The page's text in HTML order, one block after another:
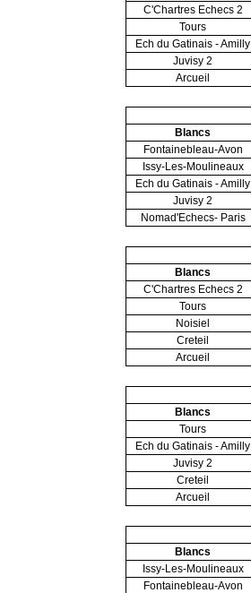
C'Chartres Echecs 2
Tours
Ech du Gatinais - Amilly
Juvisy 2
Arcueil
Blancs
Fontainebleau-Avon
Issy-Les-Moulineaux
Ech du Gatinais - Amilly
Juvisy 2
Nomad'Echecs- Paris
Blancs
C'Chartres Echecs 2
Tours
Noisiel
Creteil
Arcueil
Blancs
Tours
Ech du Gatinais - Amilly
Juvisy 2
Creteil
Arcueil
Blancs
Issy-Les-Moulineaux
Fontainebleau-Avon